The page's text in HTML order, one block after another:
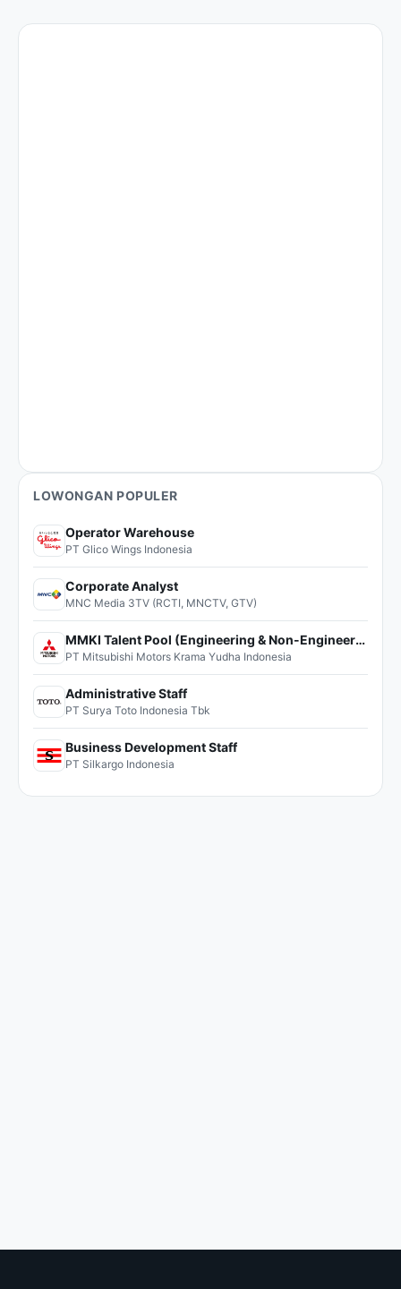
LOWONGAN POPULER
Operator Warehouse
PT Glico Wings Indonesia
Corporate Analyst
MNC Media 3TV (RCTI, MNCTV, GTV)
MMKI Talent Pool (Engineering & Non-Engineering)
PT Mitsubishi Motors Krama Yudha Indonesia
Administrative Staff
PT Surya Toto Indonesia Tbk
Business Development Staff
PT Silkargo Indonesia